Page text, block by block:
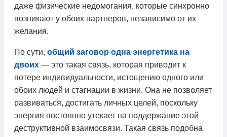
даже физические недомогания, которые синхронно
возникают у обоих партнеров, независимо от их
желания.
По сути, общий заговор одна энергетика на
двоих — это такая связь, которая приводит к
потере индивидуальности, истощению одного или
обоих людей и стагнации в жизни. Она не позволяет
развиваться, достигать личных целей, поскольку
энергия постоянно утекает на поддержание этой
деструктивной взаимосвязи. Такая связь подобна